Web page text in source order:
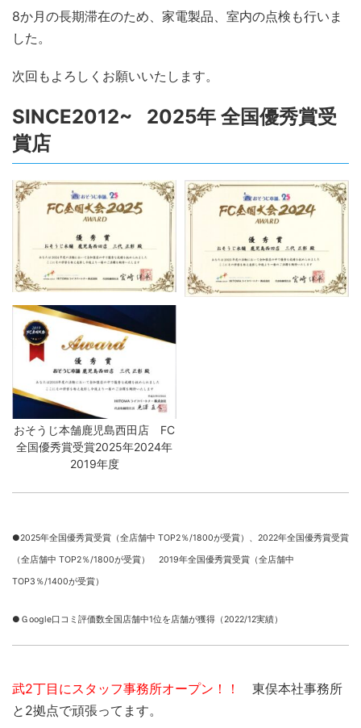
8か月の長期滞在のため、家電製品、室内の点検も行いま
した。
次回もよろしくお願いいたします。
SINCE2012~ 2025年 全国優秀賞受
賞店
おそうじ本舗鹿児島西田店 FC
全国優秀賞受賞2025年2024年
2019年度
●2025年全国優秀賞受賞（全店舗中 TOP2％/1800が受賞）、 2022年全国優秀賞受賞
（全店舗中 TOP2％/1800が受賞） 2019年全国優秀賞受賞（全店舗中
TOP3％/1400が受賞）
●Ｇoogle口コミ評価数全国店舗中1位を店舗が獲得（2022/12実績）
武2丁目にスタッフ事務所オープン！！
東俣本社事務所
と2拠点で頑張ってます。